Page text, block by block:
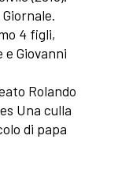
4 figli,
e Giovanni
Rolando
Una culla
di papa